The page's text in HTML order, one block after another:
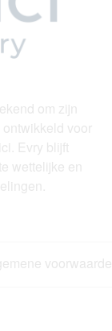
om zijn
voor
Evry blijft
wettelijke en
voorwaarden